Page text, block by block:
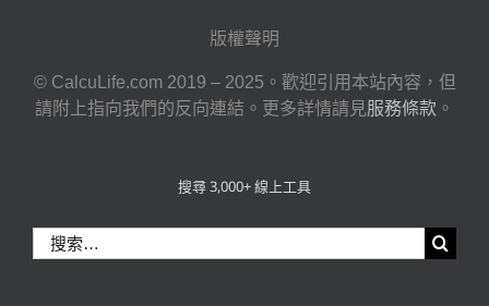
版權聲明
© CalcuLife.com 2019 – 2025。歡迎引用本站內容，但
請附上指向我們的反向連結。更多詳情請見服務條款 。
搜尋 3,000+ 線上工具
索